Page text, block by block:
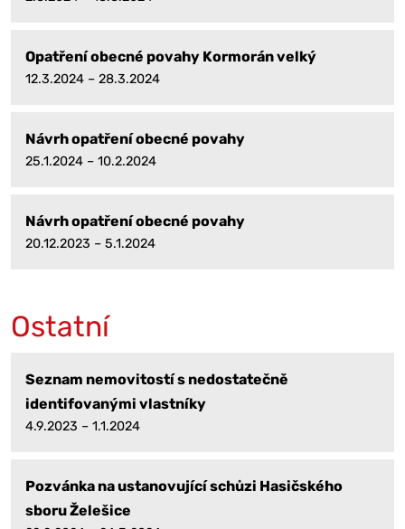
Opatření obecné povahy Kormorán velký
12.3.2024 – 28.3.2024
Návrh opatření obecné povahy
25.1.2024 – 10.2.2024
Návrh opatření obecné povahy
20.12.2023 – 5.1.2024
Ostatní
Seznam nemovitostí s nedostatečně
identifovanými vlastníky
4.9.2023 – 1.1.2024
Pozvánka na ustanovující schůzi Hasičského
sboru Želešice